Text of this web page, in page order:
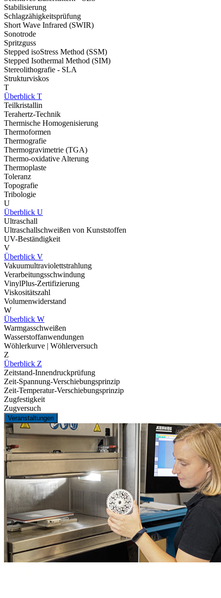
Stabilisierung
Schlagzähigkeitsprüfung
Short Wave Infrared (SWIR)
Sonotrode
Spritzguss
Stepped isoStress Method (SSM)
Stepped Isothermal Method (SIM)
Stereolithografie - SLA
Strukturviskos
T
Überblick T
Teilkristallin
Terahertz-Technik
Thermische Homogenisierung
Thermoformen
Thermografie
Thermogravimetrie (TGA)
Thermo-oxidative Alterung
Thermoplaste
Toleranz
Topografie
Tribologie
U
Überblick U
Ultraschall
Ultraschallschweißen von Kunststoffen
UV-Beständigkeit
V
Überblick V
Vakuumultraviolettstrahlung
Verarbeitungsschwindung
VinylPlus-Zertifizierung
Viskositätszahl
Volumenwiderstand
W
Überblick W
Warmgasschweißen
Wasserstoffanwendungen
Wöhlerkurve | Wöhlerversuch
Z
Überblick Z
Zeitstand-Innendruckprüfung
Zeit-Spannung-Verschiebungsprinzip
Zeit-Temperatur-Verschiebungsprinzip
Zugfestigkeit
Zugversuch
Veranstaltungen